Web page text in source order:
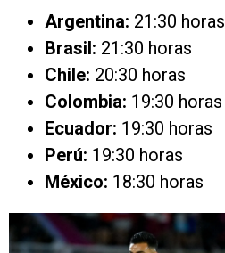
Argentina: 21:30 horas
Brasil: 21:30 horas
Chile: 20:30 horas
Colombia: 19:30 horas
Ecuador: 19:30 horas
Perú: 19:30 horas
México: 18:30 horas